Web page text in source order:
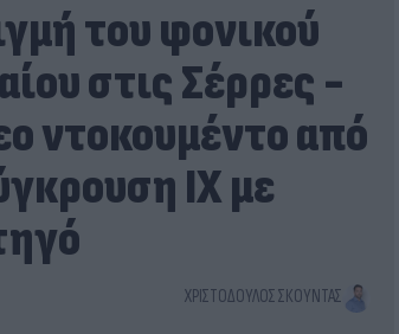
του φονικού
στις Σέρρες -
ντοκουμέντο από
ΙΧ με
ΧΡΙΣΤΌΔΟΥΛΟΣ ΣΚΟΎΝΤΑΣ